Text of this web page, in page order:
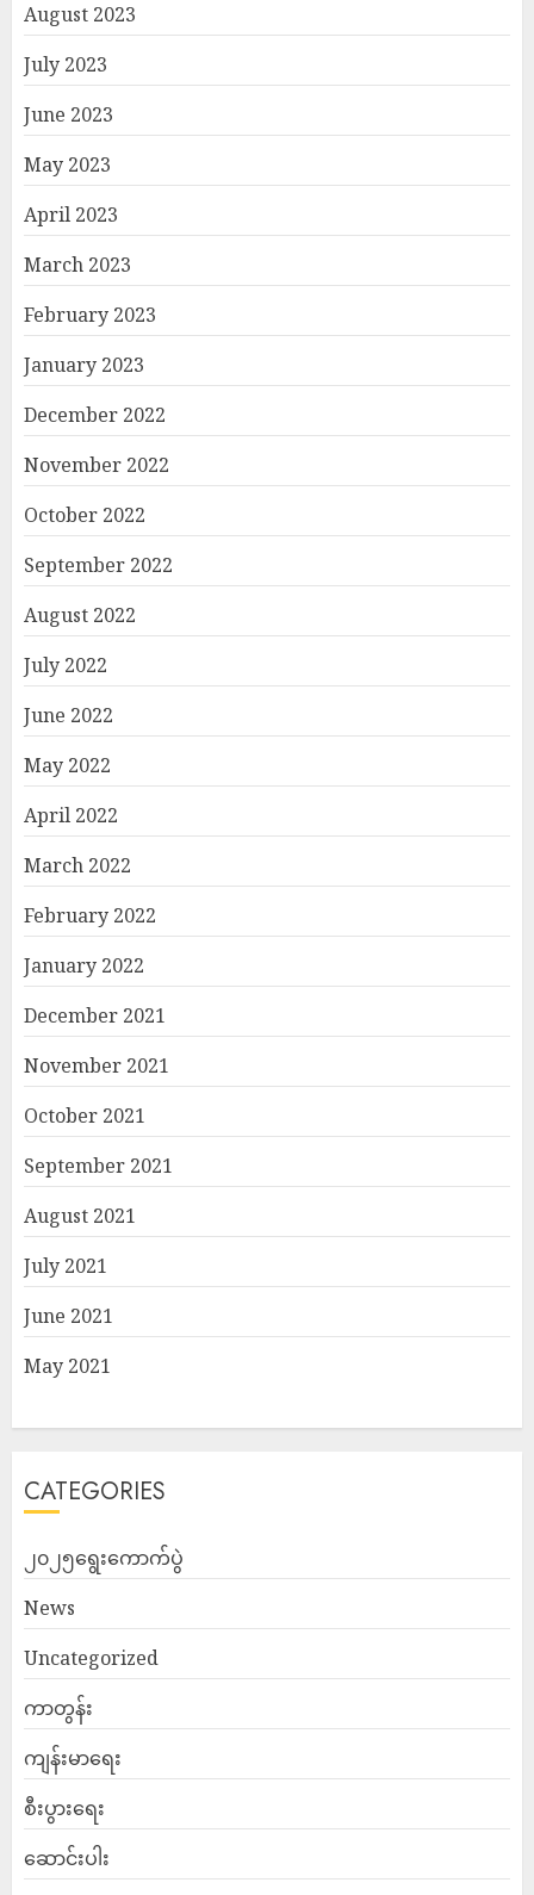
August 2023
July 2023
June 2023
May 2023
April 2023
March 2023
February 2023
January 2023
December 2022
November 2022
October 2022
September 2022
August 2022
July 2022
June 2022
May 2022
April 2022
March 2022
February 2022
January 2022
December 2021
November 2021
October 2021
September 2021
August 2021
July 2021
June 2021
May 2021
CATEGORIES
၂၀၂၅ရွေးကောက်ပွဲ
News
Uncategorized
ကာတွန်း
ကျန်းမာရေး
စီးပွားရေး
ဆောင်းပါး